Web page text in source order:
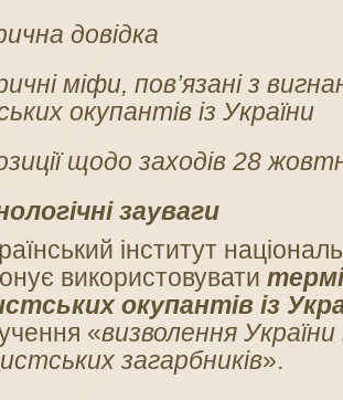
довідка
міфи, пов’язані з
окупантів із України
иції щодо заходів 28
зауваги
інститут
використовувати
окупантів із
«визволення України
загарбників».